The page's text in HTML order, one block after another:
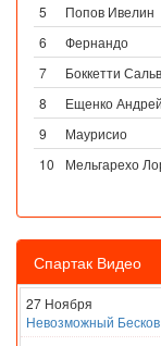
5
Попов Ивелин
6
Фернандо
7
Боккетти
8
Ещенко Андрей
9
Маурисио
10
Мельгарехо
Спартак Видео
27 Ноября
Невозможный